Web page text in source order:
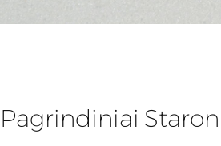
Pagrindiniai